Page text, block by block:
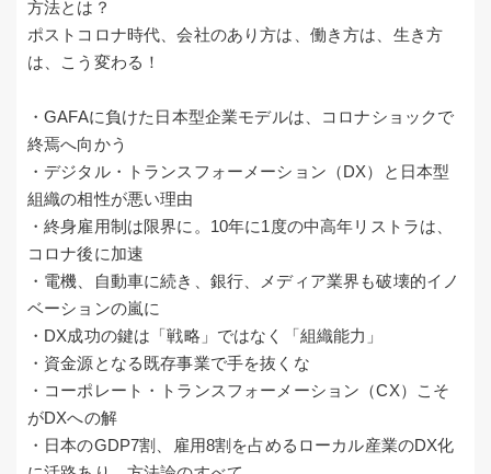
方法とは？
ポストコロナ時代、会社のあり方は、働き方は、生き方
は、こう変わる！
・GAFAに負けた日本型企業モデルは、コロナショックで
終焉へ向かう
・デジタル・トランスフォーメーション（DX）と日本型
組織の相性が悪い理由
・終身雇用制は限界に。10年に1度の中高年リストラは、
コロナ後に加速
・電機、自動車に続き、銀行、メディア業界も破壊的イノ
ベーションの嵐に
・DX成功の鍵は「戦略」ではなく「組織能力」
・資金源となる既存事業で手を抜くな
・コーポレート・トランスフォーメーション（CX）こそ
がDXへの解
・日本のGDP7割、雇用8割を占めるローカル産業のDX化